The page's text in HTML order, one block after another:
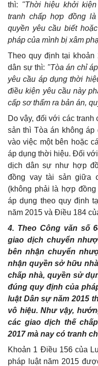
thì: "Thời hiệu khởi
tranh chấp hợp đồng
quyền yêu cầu biết
pháp của mình bị xâm
Theo quy định tại
dân sự thì: "Tòa án chỉ
yêu cầu áp dụng thời
điều kiện yêu cầu này
cấp sơ thẩm ra bản án,
Do vậy, đối với các
sản thì Tòa án không
vào việc một bên hoặc
áp dụng thời hiệu. Đối
dịch dân sự như hợp
đồng vay tài sản giữa
(không phải là hợp
áp dụng theo quy định
năm 2015 và Điều 184
4. Theo Công văn số
giao dịch chuyển
bên nhận chuyển
nhận quyền sở hữu
chấp nhà, quyền sử
đúng quy định của
luật Dân sự năm 2015
vô hiệu. Như vậy,
các giao dịch thế
2017 mà nay có tranh
Khoản 1 Điều 156 của
pháp luật năm 2015